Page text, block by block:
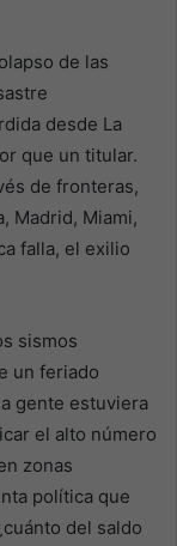
de las
desde La
que un titular.
de fronteras,
Madrid, Miami,
falla, el exilio
sismos
un feriado
gente estuviera
el alto número
zonas
política que
del saldo